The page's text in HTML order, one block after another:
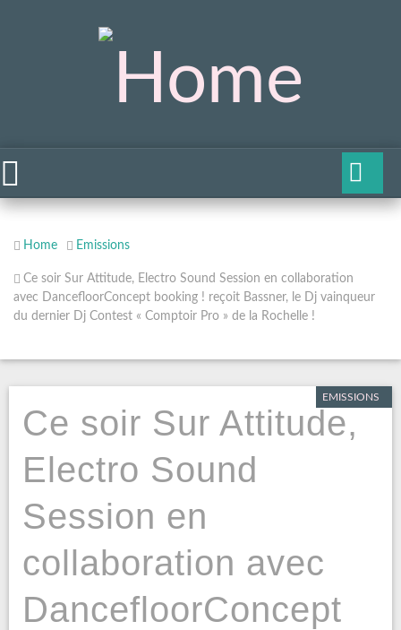
Home Emissions
Ce soir Sur Attitude, Electro Sound Session en collaboration
avec DancefloorConcept booking ! reçoit Bassner, le Dj vainqueur
du dernier Dj Contest « Comptoir Pro » de la Rochelle !
EMISSIONS
Ce soir Sur Attitude,
Electro Sound
Session en
collaboration avec
DancefloorConcept